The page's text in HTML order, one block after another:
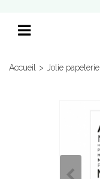
Accueil > Jolie papeterie